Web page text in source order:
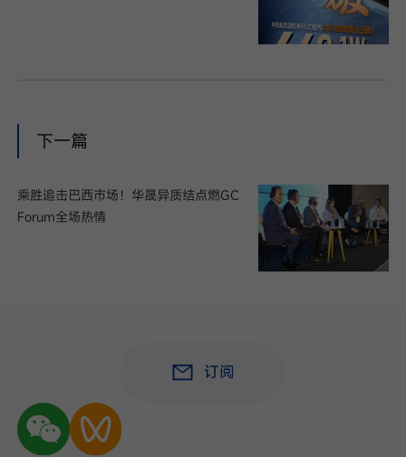
下一篇
乘胜追击巴西市场！华晟异质结点燃GC
Forum全场热情
订阅